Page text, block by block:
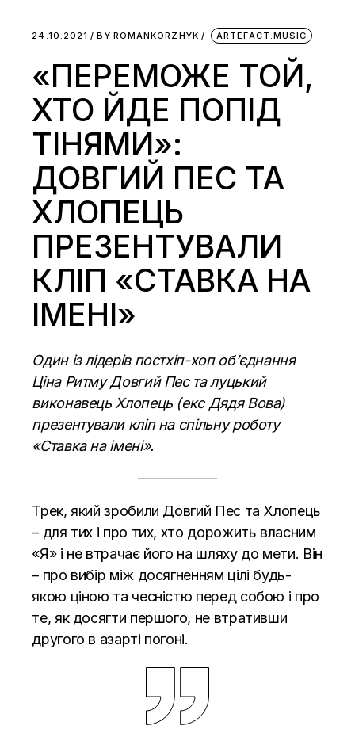
24.10.2021 BY ROMANKORZHYK ARTEFACT.MUSIC
«ПЕРЕМОЖЕ ТОЙ,
ХТО ЙДЕ ПОПІД
ТІНЯМИ»:
ДОВГИЙ ПЕС ТА
ХЛОПЕЦЬ
ПРЕЗЕНТУВАЛИ
КЛІП «СТАВКА НА
ІМЕНІ»
Один із лідерів постхіп-хоп об’єднання
Ціна Ритму Довгий Пес та луцький
виконавець Хлопець (екс Дядя Вова)
презентували кліп на спільну роботу
«Ставка на імені».
Трек, який зробили Довгий Пес та Хлопець
– для тих і про тих, хто дорожить власним
«Я» і не втрачає його на шляху до мети. Він
– про вибір між досягненням цілі будь-
якою ціною та чесністю перед собою і про
те, як досягти першого, не втративши
другого в азарті погоні.